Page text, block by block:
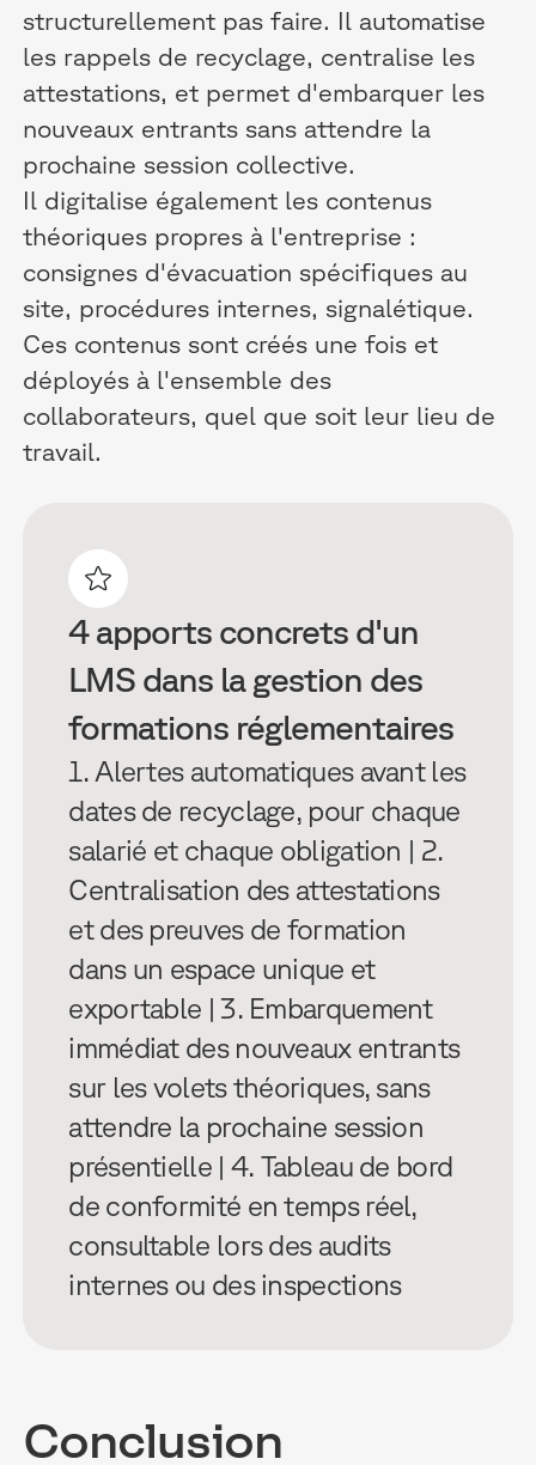
structurellement pas faire. Il automatise
les rappels de recyclage, centralise les
attestations, et permet d'embarquer les
nouveaux entrants sans attendre la
prochaine session collective.
Il digitalise également les contenus
théoriques propres à l'entreprise :
consignes d'évacuation spécifiques au
site, procédures internes, signalétique.
Ces contenus sont créés une fois et
déployés à l'ensemble des
collaborateurs, quel que soit leur lieu de
travail.
4 apports concrets d'un
LMS dans la gestion des
formations réglementaires
1. Alertes automatiques avant les
dates de recyclage, pour chaque
salarié et chaque obligation | 2.
Centralisation des attestations
et des preuves de formation
dans un espace unique et
exportable | 3. Embarquement
immédiat des nouveaux entrants
sur les volets théoriques, sans
attendre la prochaine session
présentielle | 4. Tableau de bord
de conformité en temps réel,
consultable lors des audits
internes ou des inspections
Conclusion